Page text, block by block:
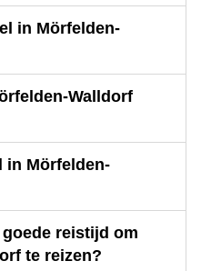
in Mörfelden-
Walldorf
in Mörfelden-
reistijd om
te reizen?